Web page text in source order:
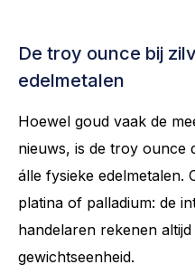
De troy ounce bij
edelmetalen
Hoewel goud vaak de
nieuws, is de troy ounce
álle fysieke edelmetalen.
platina of palladium: de
handelaren rekenen
gewichtseenheid.